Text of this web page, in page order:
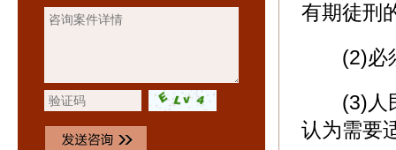
有期徒刑
(2)必须
(3)人民
认为需要